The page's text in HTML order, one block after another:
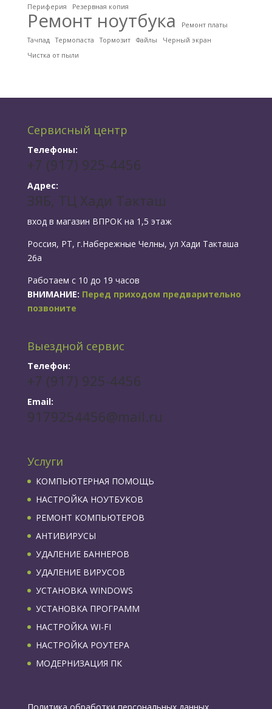
Периферия
Резервная копия
Ремонт ноутбука
Ремонт платы
Тачпад
Термопаста Тормозит Файлы
Черный экран
Чистка от пыли
Сервисный центр
Телефоны:
+7 (917) 925-4456
Адрес:
ЗЯБ, ТЦ Хади Такташ
вход в магазин ВПРОК на 1,5 этаж
Россия, РТ, г.Набережные Челны, ул Хади Такташа
26а
Работаем с 10 до 19 часов
ВНИМАНИЕ: Перед приходом предварительно
позвоните
Выездной сервис
Телефон:
+7 (917) 925-4456
Email:
9179254456@mail.ru
Услуги
КОМПЬЮТЕРНАЯ ПОМОЩЬ
НАСТРОЙКА НОУТБУКОВ
РЕМОНТ КОМПЬЮТЕРОВ
АНТИВИРУСЫ
УДАЛЕНИЕ БАННЕРОВ
УДАЛЕНИЕ ВИРУСОВ
УСТАНОВКА WINDOWS
УСТАНОВКА ПРОГРАММ
НАСТРОЙКА WI-FI
НАСТРОЙКА РОУТЕРА
МОДЕРНИЗАЦИЯ ПК
Политика обработки персональных данных